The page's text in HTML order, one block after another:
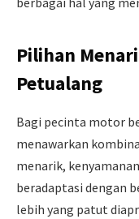
Pilihan
Petualang
Bagi pecinta motor
menawarkan
menarik,
beradaptasi dengan
lebih yang patut